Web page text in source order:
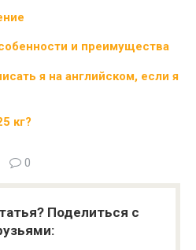
и преимущества
я на английском, если я
кг?
0
Поделиться с